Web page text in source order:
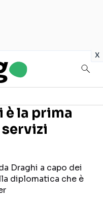
x
social
è la prima
servizi
Draghi a capo dei
diplomatica che è